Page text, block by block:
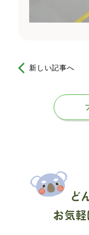
新しい記事へ
ど
お気